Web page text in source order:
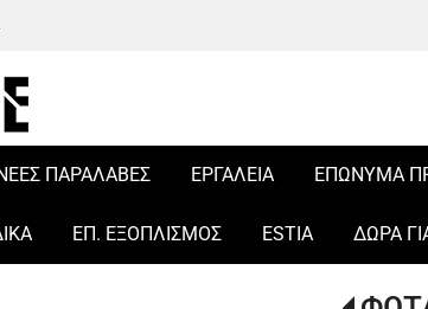
ΠΑΡΑΛΑΒΕΣ ΕΡΓΑΛΕΙΑ ΕΠΩΝΥΜΑ
ΕΠ. ΕΞΟΠΛΙΣΜΟΣ ESTIA ΔΩΡΑ